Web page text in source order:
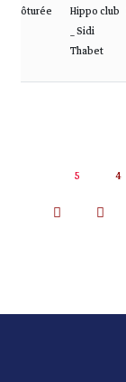
Hippo club
_ Sidi
Thabet
Clôturée
4
5